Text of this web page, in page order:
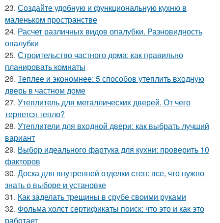
23. Создайте удобную и функциональную кухню в
маленьком пространстве
24. Расчет различных видов опалубки. Разновидность
опалубки
25. Строительство частного дома: как правильно
планировать комнаты
26. Теплее и экономнее: 5 способов утеплить входную
дверь в частном доме
27. Утеплитель для металлических дверей. От чего
теряется тепло?
28. Утеплители для входной двери: как выбрать лучший
вариант
29. Выбор идеального фартука для кухни: проверить 10
факторов
30. Доска для внутренней отделки стен: все, что нужно
знать о выборе и установке
31. Как заделать трещины в срубе своими руками
32. Фольма холст сертификаты поиск: что это и как это
работает